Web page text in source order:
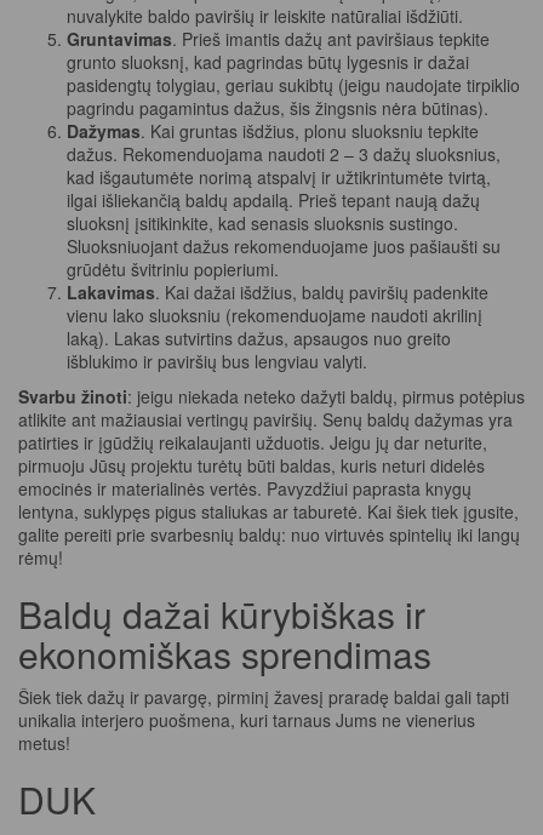
nuvalykite baldo paviršių ir leiskite natūraliai išdžiūti.
Gruntavimas. Prieš imantis dažų ant paviršiaus tepkite
grunto sluoksnį, kad pagrindas būtų lygesnis ir dažai
pasidengtų tolygiau, geriau sukibtų (jeigu naudojate tirpiklio
pagrindu pagamintus dažus, šis žingsnis nėra būtinas).
Dažymas. Kai gruntas išdžius, plonu sluoksniu tepkite
dažus. Rekomenduojama naudoti 2 – 3 dažų sluoksnius,
kad išgautumėte norimą atspalvį ir užtikrintumėte tvirtą,
ilgai išliekančią baldų apdailą. Prieš tepant naują dažų
sluoksnį įsitikinkite, kad senasis sluoksnis sustingo.
Sluoksniuojant dažus rekomenduojame juos pašiaušti su
grūdėtu švitriniu popieriumi.
Lakavimas. Kai dažai išdžius, baldų paviršių padenkite
vienu lako sluoksniu (rekomenduojame naudoti akrilinį
laką). Lakas sutvirtins dažus, apsaugos nuo greito
išblukimo ir paviršių bus lengviau valyti.
Svarbu žinoti: jeigu niekada neteko dažyti baldų, pirmus potėpius
atlikite ant mažiausiai vertingų paviršių. Senų baldų dažymas yra
patirties ir įgūdžių reikalaujanti užduotis. Jeigu jų dar neturite,
pirmuoju Jūsų projektu turėtų būti baldas, kuris neturi didelės
emocinės ir materialinės vertės. Pavyzdžiui paprasta knygų
lentyna, suklypęs pigus staliukas ar taburetė. Kai šiek tiek įgusite,
galite pereiti prie svarbesnių baldų: nuo virtuvės spintelių iki langų
rėmų!
Baldų dažai kūrybiškas ir
ekonomiškas sprendimas
Šiek tiek dažų ir pavargę, pirminį žavesį praradę baldai gali tapti
unikalia interjero puošmena, kuri tarnaus Jums ne vienerius
metus!
DUK